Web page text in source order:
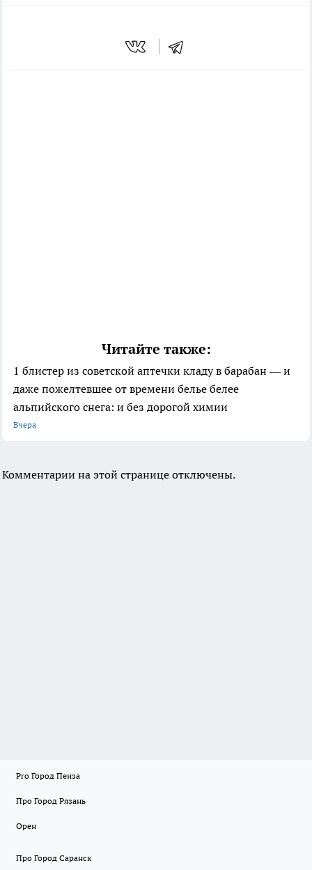
Читайте также:
1 блистер из советской аптечки кладу в барабан — и
даже пожелтевшее от времени белье белее
альпийского снега: и без дорогой химии
Вчера
Комментарии на этой странице отключены.
Pro Город Пенза
Про Город Рязань
Орен
Про Город Саранск